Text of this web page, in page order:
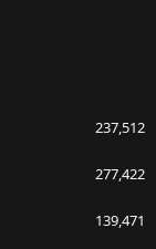
237,512
277,422
139,471